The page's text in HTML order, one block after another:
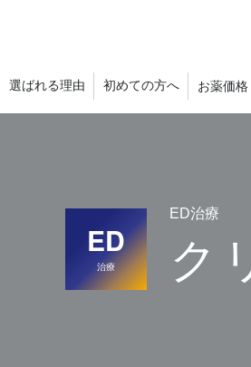
選ばれる理由 初めての方へ お薬価格
ED
治療
ED治療
ク